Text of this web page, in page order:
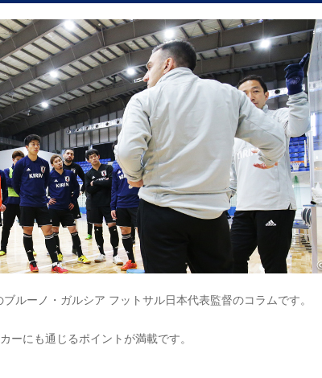
ルーノ・ガルシア フットサル日本代表監督のコラムです。
ーにも通じるポイントが満載です。